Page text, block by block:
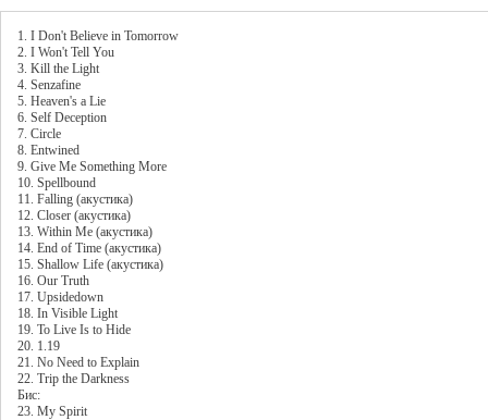
1. I Don't Believe in Tomorrow
2. I Won't Tell You
3. Kill the Light
4. Senzafine
5. Heaven's a Lie
6. Self Deception
7. Circle
8. Entwined
9. Give Me Something More
10. Spellbound
11. Falling (акустика)
12. Closer (акустика)
13. Within Me (акустика)
14. End of Time (акустика)
15. Shallow Life (акустика)
16. Our Truth
17. Upsidedown
18. In Visible Light
19. To Live Is to Hide
20. 1.19
21. No Need to Explain
22. Trip the Darkness
Бис:
23. My Spirit